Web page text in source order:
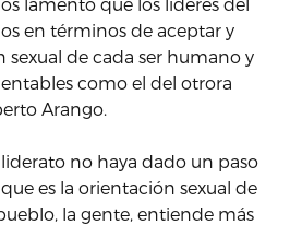
en términos de aceptar y
sexual de cada ser humano y
como el del otrora
Arango.
no haya dado un paso
es la orientación sexual de
la gente, entiende más